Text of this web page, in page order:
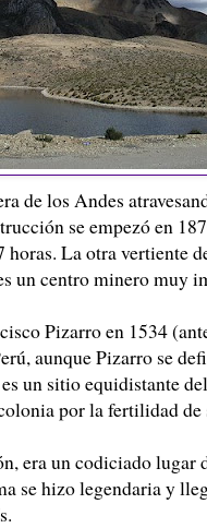
de los Andes
se empezó en
horas. La otra vertiente
un centro minero muy
Pizarroen 1534
, aunquePizarro se
un sitio equidistante
por la fertilidad
era un codiciado lugar
se hizo legendaria y